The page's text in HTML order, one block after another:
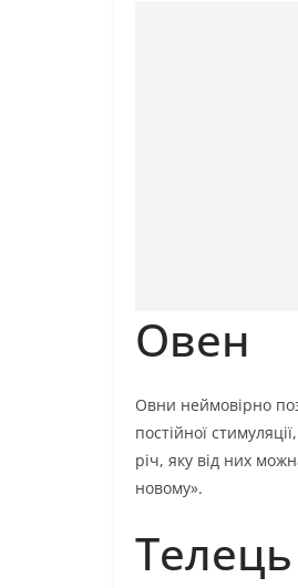
Овен
Овни неймовірно
постійної
річ, яку від них
новому».
Телець